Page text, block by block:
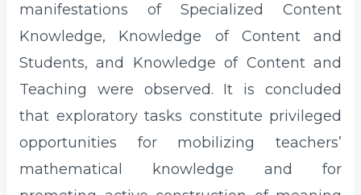
manifestations of Specialized Content
Knowledge, Knowledge of Content and
Students, and Knowledge of Content and
Teaching were observed. It is concluded
that exploratory tasks constitute privileged
opportunities for mobilizing teachers’
mathematical knowledge and for